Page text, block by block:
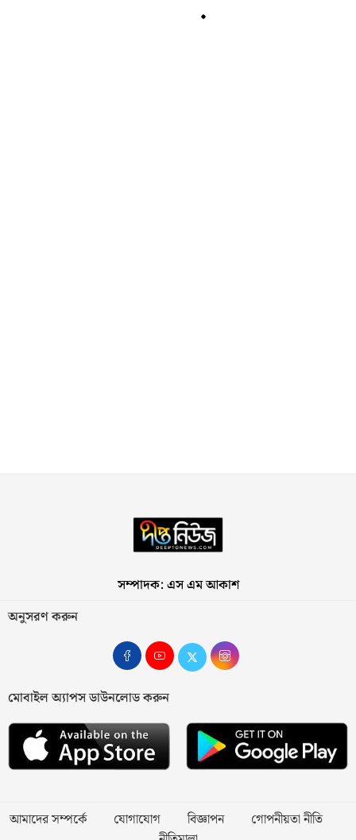
সম্পাদক: এস এম আকাশ
অনুসরণ করুন
মোবাইল অ্যাপস ডাউনলোড করুন
আমাদের সম্পর্কে যোগাযোগ বিজ্ঞাপন
গোপনীয়তা নীতি